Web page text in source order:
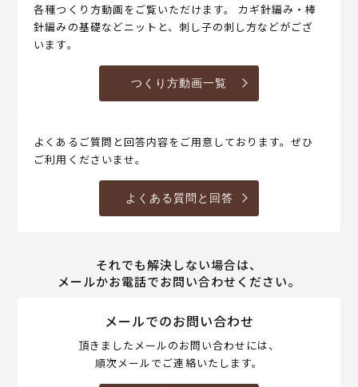
各種つくり方動画をご覧いただけます。 カギ針編み・棒
針編みの基礎などニットと、刺し子の刺し方などがござ
います。
つくり方動画一覧
よくあるご質問と回答内容をご用意しております。ぜひ
ご利用くださいませ。
よくある質問と回答
それでも解決しない場合は、
メールかお電話でお問い合わせください。
メールでのお問い合わせ
頂きましたメールのお問い合わせには、
順次メールでご連絡いたします。